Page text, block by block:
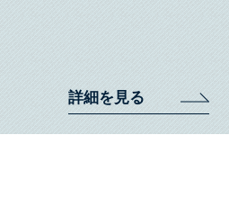
詳細を見る